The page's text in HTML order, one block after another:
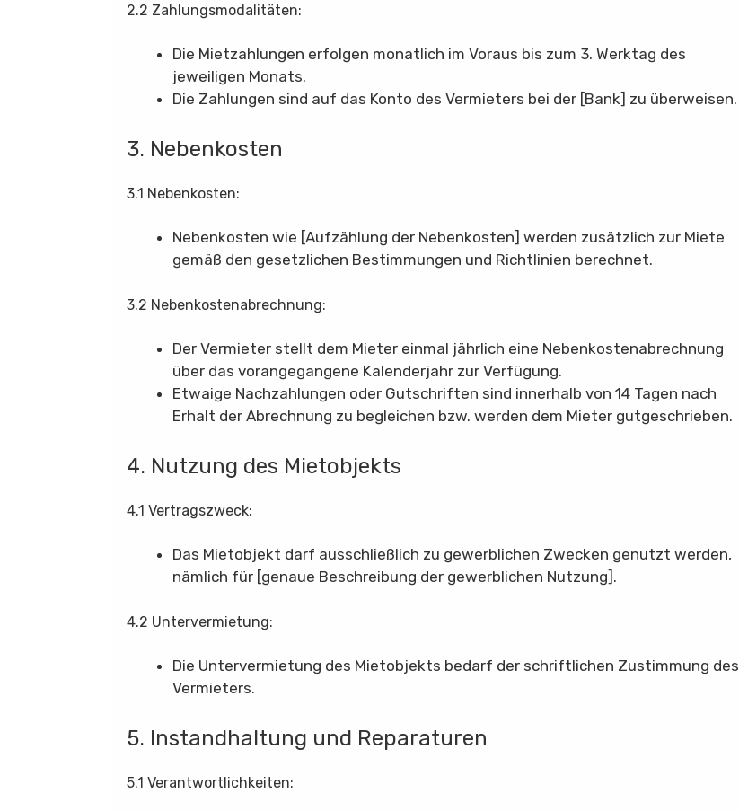
2.2 Zahlungsmodalitäten:
Die Mietzahlungen erfolgen monatlich im Voraus bis zum 3. Werktag des
jeweiligen Monats.
Die Zahlungen sind auf das Konto des Vermieters bei der [Bank] zu überweisen.
3. Nebenkosten
3.1 Nebenkosten:
Nebenkosten wie [Aufzählung der Nebenkosten] werden zusätzlich zur Miete
gemäß den gesetzlichen Bestimmungen und Richtlinien berechnet.
3.2 Nebenkostenabrechnung:
Der Vermieter stellt dem Mieter einmal jährlich eine Nebenkostenabrechnung
über das vorangegangene Kalenderjahr zur Verfügung.
Etwaige Nachzahlungen oder Gutschriften sind innerhalb von 14 Tagen nach
Erhalt der Abrechnung zu begleichen bzw. werden dem Mieter gutgeschrieben.
4. Nutzung des Mietobjekts
4.1 Vertragszweck:
Das Mietobjekt darf ausschließlich zu gewerblichen Zwecken genutzt werden,
nämlich für [genaue Beschreibung der gewerblichen Nutzung].
4.2 Untervermietung:
Die Untervermietung des Mietobjekts bedarf der schriftlichen Zustimmung des
Vermieters.
5. Instandhaltung und Reparaturen
5.1 Verantwortlichkeiten: